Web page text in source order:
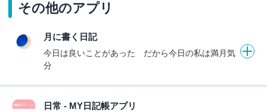
その他のアプリ
月に書く日記
今日は良いことがあった だから今日の私は満月気
分
日常 - MY日記帳アプリ